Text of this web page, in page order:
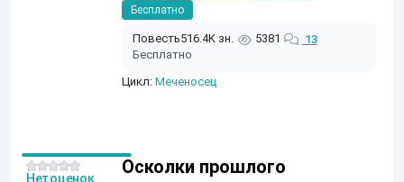
Бесплатно
Повесть516.4K зн. 5381
13
Бесплатно
Цикл: Меченосец
Осколки прошлого
Нет оценок